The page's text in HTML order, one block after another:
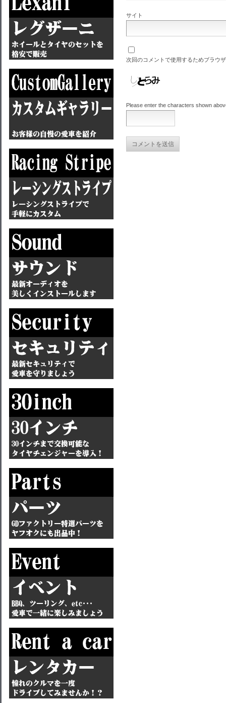
サイト
次回のコメントで使用するためブラウ
Please enter the characters shown